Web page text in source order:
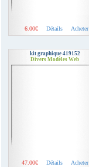
6.00€ Détails Acheter
kit graphique 419152
Divers Modèles Web
47.00€ Détails Acheter